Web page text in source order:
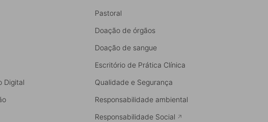
Digital
Pastoral
Doação de órgãos
Doação de sangue
Escritório de Prática Clínica
Qualidade e Segurança
Responsabilidade ambiental
Responsabilidade Social